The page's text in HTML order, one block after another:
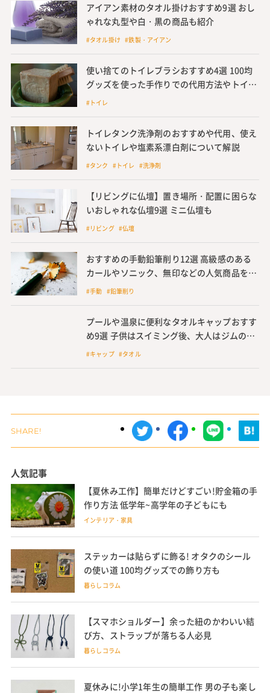
アイアン素材のタオル掛けおすすめ9選 おし
ゃれな丸型や白・黒の商品も紹介
#タオル掛け #鉄製・アイアン
使い捨てのトイレブラシおすすめ4選 100均
グッズを使った手作りでの代用方法やトイレ
クリーナーも紹介
#トイレ
トイレタンク洗浄剤のおすすめや代用、使え
ないトイレや塩素系漂白剤について解説
#タンク #トイレ #洗浄剤
【リビングに仏壇】置き場所・配置に困らな
いおしゃれな仏壇9選 ミニ仏壇も
#リビング #仏壇
おすすめの手動鉛筆削り12選 高級感のある
カールやソニック、無印などの人気商品を紹
介
#手動 #鉛筆削り
プールや温泉に便利なタオルキャップおすす
め9選 子供はスイミング後、大人はジムの後
などに使用
#キャップ #タオル
人気記事
【夏休み工作】簡単だけどすごい!貯金箱の手
作り方法 低学年~高学年の子どもにも
インテリア・家具
ステッカーは貼らずに飾る! オタクのシール
の使い道 100均グッズでの飾り方も
暮らしコラム
【スマホショルダー】余った紐のかわいい結
び方、ストラップが落ちる人必見
暮らしコラム
夏休みに!小学1年生の簡単工作 男の子も楽し